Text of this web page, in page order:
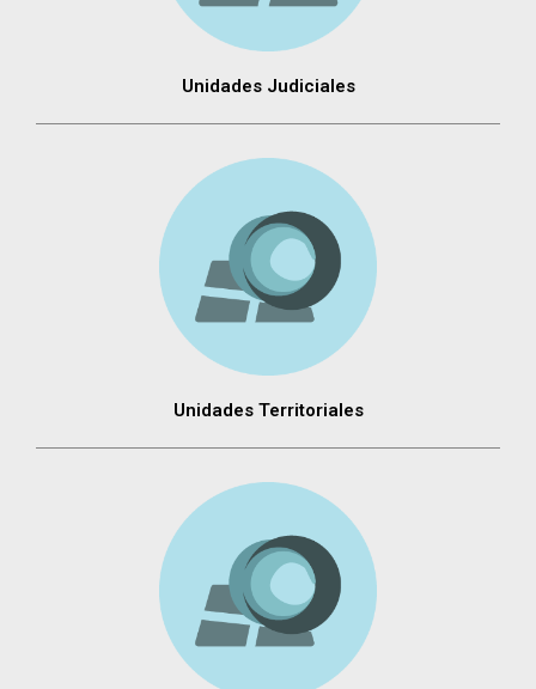
Unidades Judiciales
Unidades Territoriales